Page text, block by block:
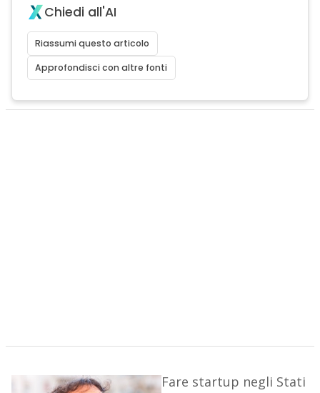
Chiedi all'AI
Riassumi questo articolo
Approfondisci con altre fonti
Fare startup negli Stati